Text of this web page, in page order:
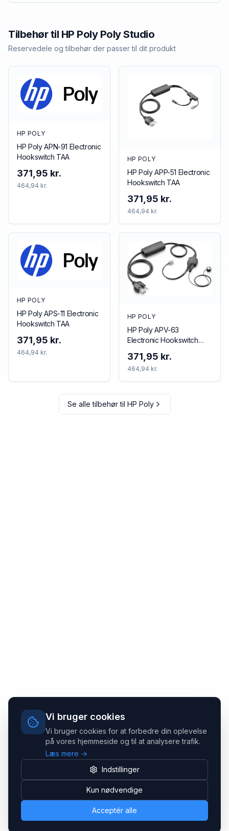
Vi bruger cookies
Vi bruger cookies for at forbedre din oplevelse
på vores hjemmeside og til at analysere trafik.
Læs mere →
Indstillinger
Kun nødvendige
Acceptér alle
Tilbehør til HP Poly Poly Studio
Reservedele og tilbehør der passer til dit produkt
HP POLY
HP Poly APN-91 Electronic
Hookswitch TAA
371,95 kr.
464,94 kr.
HP POLY
HP Poly APP-51 Electronic
Hookswitch TAA
371,95 kr.
464,94 kr.
HP POLY
HP Poly APS-11 Electronic
Hookswitch TAA
371,95 kr.
464,94 kr.
HP POLY
HP Poly APV-63
Electronic Hookswitch
371,95 kr.
464,94 kr.
Se alle tilbehør til HP Poly